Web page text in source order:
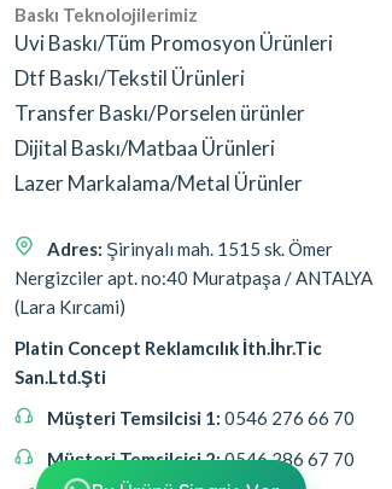
Baskı Teknolojilerimiz
Uvi Baskı/Tüm Promosyon Ürünleri
Dtf Baskı/Tekstil Ürünleri
Transfer Baskı/Porselen ürünler
Dijital Baskı/Matbaa Ürünleri
Lazer Markalama/Metal Ürünler
Adres: Şirinyalı mah. 1515 sk. Ömer
Nergizciler apt. no:40 Muratpaşa / ANTALYA
(Lara Kırcami)
Platin Concept Reklamcılık İth.İhr.Tic
San.Ltd.Şti
Müşteri Temsilcisi 1: 0546 276 66 70
Müşteri Temsilcisi 2:0546 286 67 70